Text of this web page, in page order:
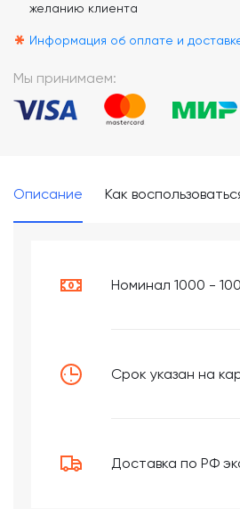
желанию клиента
* Информация об оплате и
Мы принимаем:
Описание Как
Номинал 1000 -
Срок указан на
Доставка по РФ